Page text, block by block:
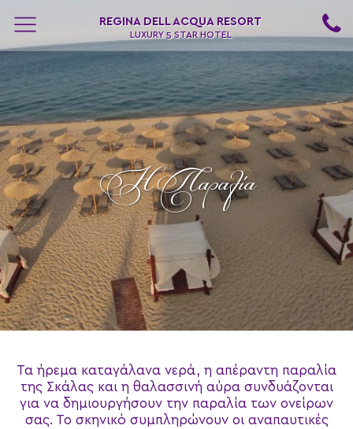
REGINA DELL ACQUA RESORT
LUXURY 5 STAR HOTEL
H Παραλία
Τα ήρεμα καταγάλανα νερά, η απέραντη παραλία
της Σκάλας και η θαλασσινή αύρα συνδυάζονται
για να δημιουργήσουν την παραλία των ονείρων
σας. Το σκηνικό συμπληρώνουν οι αναπαυτικές